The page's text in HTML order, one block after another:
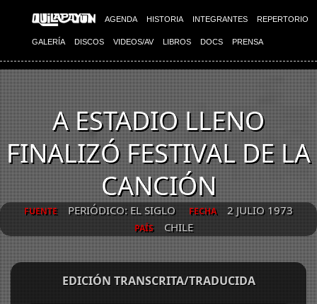
AGENDA HISTORIA INTEGRANTES REPERTORIO
GALERÍA DISCOS VIDEOS/AV LIBROS DOCS PRENSA
A ESTADIO LLENO
FINALIZÓ FESTIVAL DE LA
CANCIÓN
FUENTE PERIÓDICO: EL SIGLO FECHA 2 JULIO 1973
PAÍS CHILE
EDICIÓN TRANSCRITA/TRADUCIDA